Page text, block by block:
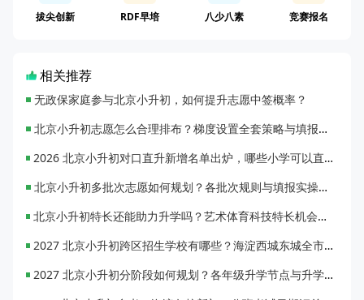
拔尖创新 RDF早培 八少八素 竞赛报名
相关推荐
无政保家庭参与北京小升初，如何提升志愿中签概率？
北京小升初志愿怎么合理排布？梯度设置全套策略与填报避坑指南
2026 北京小升初对口直升新增名单出炉，哪些小学可以直升优质初中？
北京小升初多批次志愿如何规划？各批次规则与填报实操指南
北京小升初特长还能助力升学吗？艺术体育科技特长机会与误区全面解析
2027 北京小升初跨区招生学校有哪些？海淀西城东城全市招生校完整汇总
2027 北京小升初分阶段如何规划？各年级升学节点与升学通道全梳理